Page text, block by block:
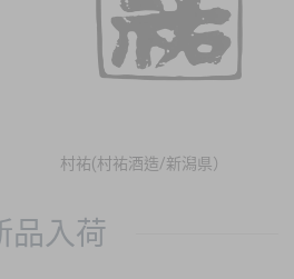
村祐(村祐酒造/新潟県）
品入荷